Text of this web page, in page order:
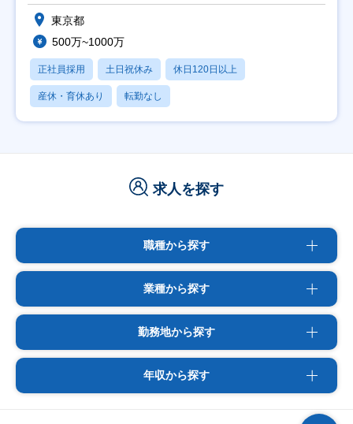
東京都
500万~1000万
正社員採用 土日祝休み 休日120日以上
産休・育休あり 転勤なし
求人を探す
職種から探す
業種から探す
勤務地から探す
年収から探す